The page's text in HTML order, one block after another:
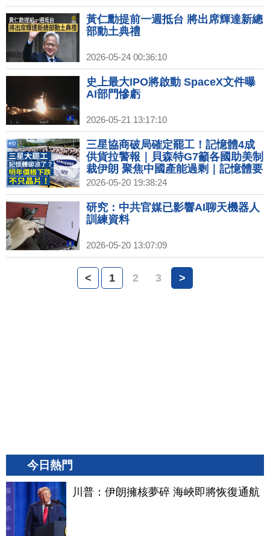
黃仁勳提前一週抵台 將出席輝達新總
部動土典禮
2026-05-24 00:36:10
史上最大IPO將啟動 SpaceX文件曝
AI部門慘虧
2026-05-21 13:17:10
三星協商破局確定罷工！記憶體4成
供貨拉警報｜貝森特G7籲各國助美制
裁伊朗 聚焦中國產能過剩｜記憶體要
涼了！明下半年反轉下跌 影響不只晶
片？｜ASML次世代EUV將問世 台積
握關鍵技術暫不採購｜搶先黃仁勳！
AMD蘇姿丰率先抵台 週五發表演講
2026-05-20 19:38:24
研究：中共官媒已影響AI聊天機器人
訓練資料
2026-05-20 13:07:09
< 1 2 3 >
今日熱門
川普：伊朗擁核夢碎 海峽即將恢復通航